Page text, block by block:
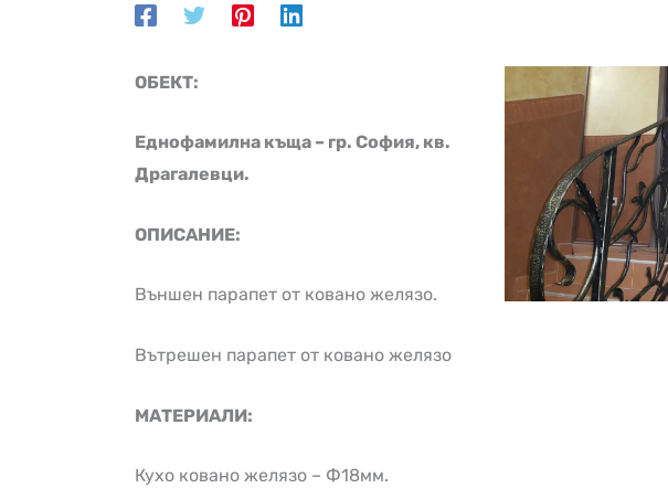
ОБЕКТ:
Еднофамилна къща – гр. София, кв.
Драгалевци.
ОПИСАНИЕ:
Външен парапет от ковано желязо.
Вътрешен парапет от ковано желязо
МАТЕРИАЛИ:
Кухо ковано желязо – Ф18мм.